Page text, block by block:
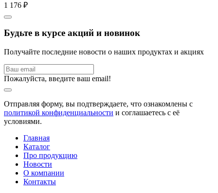
1 176 ₽
Будьте в курсе акций и новинок
Получайте последние новости о наших продуктах и акциях
Пожалуйста, введите ваш email!
Отправляя форму, вы подтверждаете, что ознакомлены с
политикой конфиденциальности и соглашаетесь с её
условиями.
Главная
Каталог
Про продукцию
Новости
О компании
Контакты